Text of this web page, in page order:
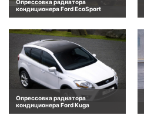
Опрессовка радиатора
кондиционера Ford EcoSport
Опрессовка радиатора
кондиционера Ford Kuga